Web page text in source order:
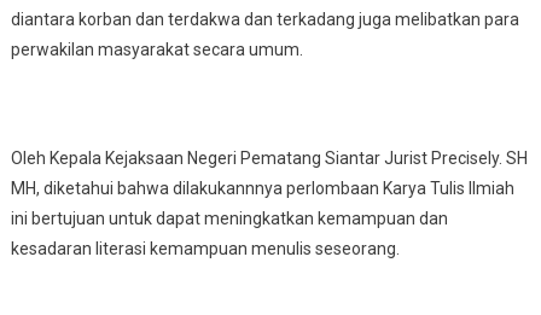
diantara korban dan terdakwa dan terkadang juga melibatkan para
perwakilan masyarakat secara umum.
Oleh Kepala Kejaksaan Negeri Pematang Siantar Jurist Precisely. SH
MH, diketahui bahwa dilakukannnya perlombaan Karya Tulis Ilmiah
ini bertujuan untuk dapat meningkatkan kemampuan dan
kesadaran literasi kemampuan menulis seseorang.